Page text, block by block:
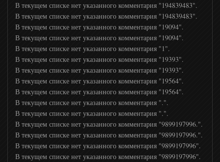
В текущем списке нет указанного комментария "194839483".
В текущем списке нет указанного комментария "194839483".
В текущем списке нет указанного комментария "19094".
В текущем списке нет указанного комментария "19094".
В текущем списке нет указанного комментария "1".
В текущем списке нет указанного комментария "19393".
В текущем списке нет указанного комментария "19393".
В текущем списке нет указанного комментария "19564".
В текущем списке нет указанного комментария "19564".
В текущем списке нет указанного комментария ".".
В текущем списке нет указанного комментария ".".
В текущем списке нет указанного комментария "9899197996.".
В текущем списке нет указанного комментария "9899197996.".
В текущем списке нет указанного комментария "9899197996".
В текущем списке нет указанного комментария "9899197996".